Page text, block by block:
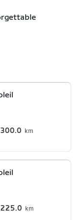
300.0 km
225.0 km